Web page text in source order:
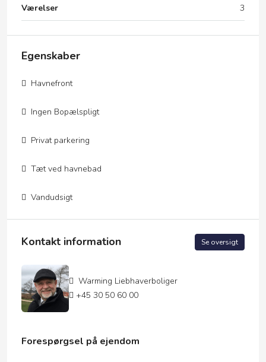
Værelser 3
Egenskaber
Havnefront
Ingen Bopælspligt
Privat parkering
Tæt ved havnebad
Vandudsigt
Kontakt information Se oversigt
Warming Liebhaverboliger
+45 30 50 60 00
Forespørgsel på ejendom